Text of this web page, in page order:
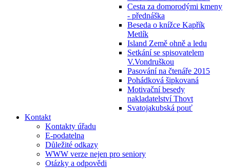
Cesta za domorodými kmeny
- přednáška
Beseda o knížce Kapřík
Metlík
Island Země ohně a ledu
Setkání se spisovatelem
V.Vondruškou
Pasování na čtenáře 2015
Pohádková šipkovaná
Motivační besedy
nakladatelství Thovt
Svatojakubská pouť
Kontakt
Kontakty úřadu
E-podatelna
Důležité odkazy
WWW verze nejen pro seniory
Otázky a odpovědi